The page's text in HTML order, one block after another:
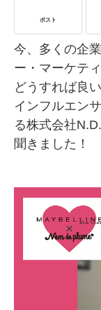
ポスト
今、多くの企
ー・マーケテ
どうすれば良
インフルエン
る株式会社
聞きました！